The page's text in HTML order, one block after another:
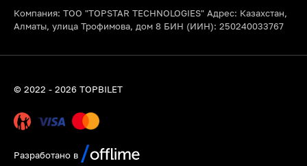
Компания: ТОО "TOPSTAR TECHNOLOGIES" Адрес: Казахстан,
Алматы, улица Трофимова, дом 8 БИН (ИИН): 250240033767
© 2022 - 2026 TOPBILET
Разработано в